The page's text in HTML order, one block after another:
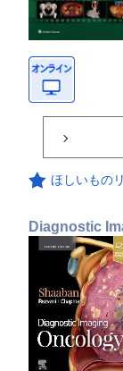
ほしいもの
Diagnostic